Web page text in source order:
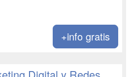
+info gratis